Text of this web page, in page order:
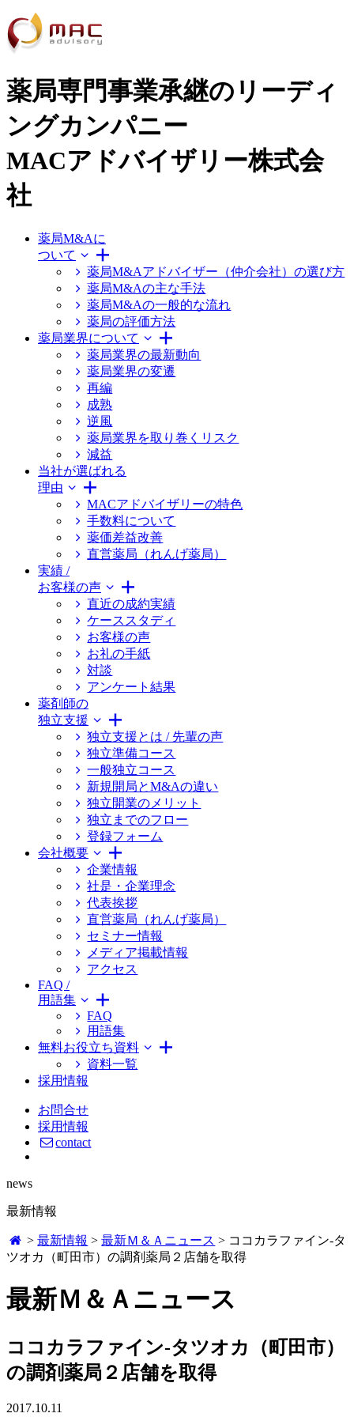
薬局専門事業承継のリーディ
ングカンパニー
MACアドバイザリー株式会
社
薬局M&Aに
ついて
薬局M&Aアドバイザー（仲介会社）の選び方
薬局M&Aの主な手法
薬局M&Aの一般的な流れ
薬局の評価方法
薬局業界について
薬局業界の最新動向
薬局業界の変遷
再編
成熟
逆風
薬局業界を取り巻くリスク
減益
当社が選ばれる
理由
MACアドバイザリーの特色
手数料について
薬価差益改善
直営薬局（れんげ薬局）
実績 /
お客様の声
直近の成約実績
ケーススタディ
お客様の声
お礼の手紙
対談
アンケート結果
薬剤師の
独立支援
独立支援とは / 先輩の声
独立準備コース
一般独立コース
新規開局とM&Aの違い
独立開業のメリット
独立までのフロー
登録フォーム
会社概要
企業情報
社是・企業理念
代表挨拶
直営薬局（れんげ薬局）
セミナー情報
メディア掲載情報
アクセス
FAQ /
用語集
FAQ
用語集
無料お役立ち資料
資料一覧
採用情報
お問合せ
採用情報
contact
news
最新情報
>最新情報 >最新Ｍ＆Ａニュース > ココカラファイン-タ
ツオカ（町田市）の調剤薬局２店舗を取得
最新Ｍ＆Ａニュース
ココカラファイン-タツオカ（町田市）
の調剤薬局２店舗を取得
2017.10.11